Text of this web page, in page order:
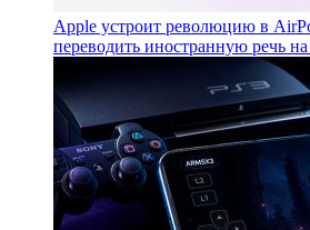
Apple устроит революцию в
переводить иностранную речь на